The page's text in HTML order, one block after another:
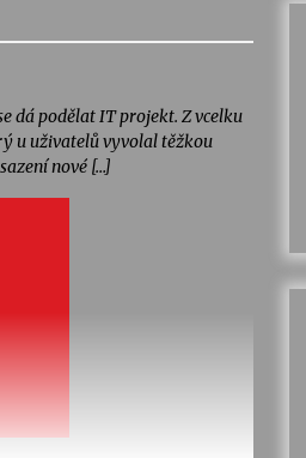
dá podělat IT projekt. Z vcelku
u uživatelů vyvolal těžkou
nové […]